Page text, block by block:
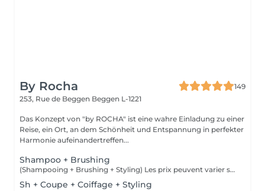
By Rocha
149
253, Rue de Beggen Beggen L-1221
Das Konzept von "by ROCHA" ist eine wahre Einladung zu einer
Reise, ein Ort, an dem Schönheit und Entspannung in perfekter
Harmonie aufeinandertreffen...
Shampoo + Brushing
(Shampooing + Brushing + Styling) Les prix peuvent varier selon longueurs, épaisseur et la complexité du travail.
Sh + Coupe + Coiffage + Styling